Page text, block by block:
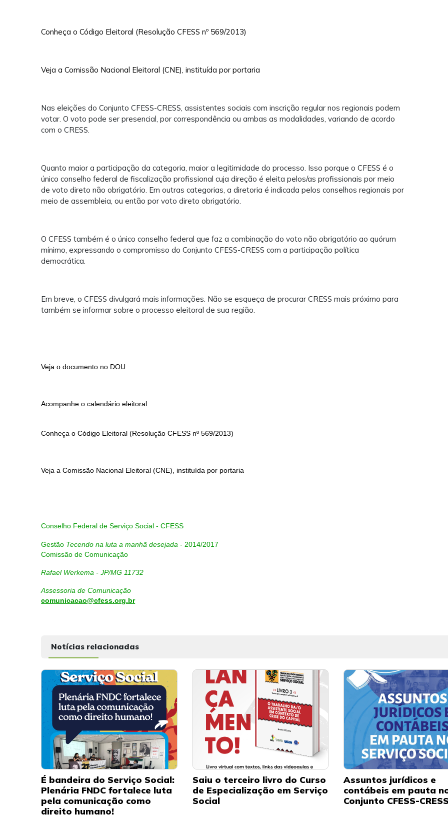
Conheça o Código Eleitoral (Resolução CFESS nº 569/2013)
Veja a Comissão Nacional Eleitoral (CNE), instituída por portaria
Nas eleições do Conjunto CFESS-CRESS, assistentes sociais com inscrição regular nos regionais podem
votar. O voto pode ser presencial, por correspondência ou ambas as modalidades, variando de acordo
com o CRESS.
Quanto maior a participação da categoria, maior a legitimidade do processo. Isso porque o CFESS é o
único conselho federal de fiscalização profissional cuja direção é eleita pelos/as profissionais por meio
de voto direto não obrigatório. Em outras categorias, a diretoria é indicada pelos conselhos regionais por
meio de assembleia, ou então por voto direto obrigatório.
O CFESS também é o único conselho federal que faz a combinação do voto não obrigatório ao quórum
mínimo, expressando o compromisso do Conjunto CFESS-CRESS com a participação política
democrática.
Em breve, o CFESS divulgará mais informações. Não se esqueça de procurar CRESS mais próximo para
também se informar sobre o processo eleitoral de sua região.
Veja o documento no DOU
Acompanhe o calendário eleitoral
Conheça o Código Eleitoral (ResoluçãoCFESS nº569/2013)
Veja a Comissão Nacional Eleitoral (CNE), instituída por portaria
Conselho Federal de Serviço Social - CFESS
Gestão Tecendo na luta a manhã desejada - 2014/2017
Comissão de Comunicação
Rafael Werkema - JP/MG 11732
Assessoria de Comunicação
comunicacao@cfess.org.br
Notícias relacionadas
É bandeira do Serviço Social:
Plenária FNDC fortalece luta
pela comunicação como
direito humano!
Saiu o terceiro livro do Curso
de Especialização em Serviço
Social
Assuntos jurídicos e
contábeis em pauta
Conjunto CFESS-